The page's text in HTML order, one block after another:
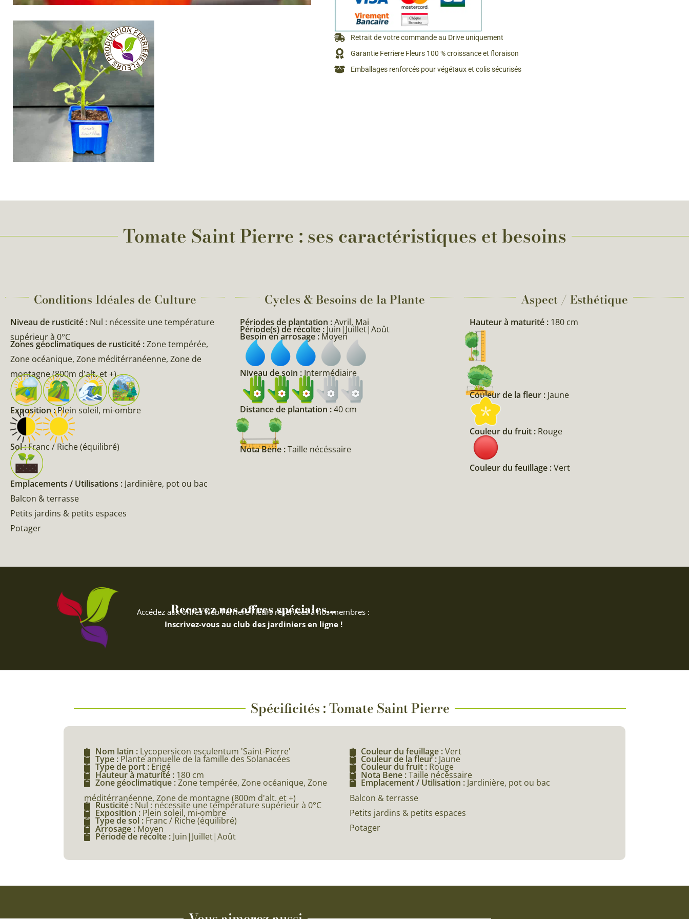
Semences & Graines Spéciales Fraîcheur
d’Antan
Bulbes de fleurs de A à Z
Bulbes du Potager
Retrait de votre commande au Drive uniquement
Garantie Ferriere Fleurs 100 % croissance et floraison
Emballages renforcés pour végétaux et colis sécurisés
Tomate Saint Pierre : ses caractéristiques et besoins
Conditions Idéales de Culture
Niveau de rusticité : Nul : nécessite une température
supérieur à 0°C
Zones géoclimatiques de rusticité :Zone tempérée,
Zone océanique, Zone méditérranéenne, Zone de
montagne (800m d'alt. et +)
Exposition :Plein soleil, mi-ombre
Sol :Franc / Riche (équilibré)
Emplacements / Utilisations : Jardinière, pot ou bac
Balcon & terrasse
Petits jardins & petits espaces
Potager
Cycles & Besoins de la Plante​
Périodes de plantation :Avril, Mai
Période(s) de récolte : Juin|Juillet|Août
Besoin en arrosage : Moyen
Niveau de soin :Intermédiaire
Distance de plantation :40 cm
Nota Bene :Taille nécéssaire
Aspect / Esthétique
Hauteur à maturité : 180 cm
Couleur de la fleur : Jaune
Couleur du fruit : Rouge
Couleur du feuillage :Vert
Recevez nos offres spéciales...
Accédez aux offres web Ferriere Fleurs réservées à nos membres :
Inscrivez-vous au club des jardiniers en ligne !
Spécificités : Tomate Saint Pierre
Nom latin : Lycopersicon esculentum 'Saint-Pierre'
Type : Plante annuelle de la famille des Solanacées
Type de port : Erigé
Hauteur à maturité : 180 cm
Zone géoclimatique :Zone tempérée, Zone océanique, Zone
méditérranéenne, Zone de montagne (800m d'alt. et +)
Rusticité : Nul : nécessite une température supérieur à 0°C
Exposition : Plein soleil, mi-ombre
Type de sol : Franc / Riche (équilibré)
Arrosage : Moyen
Période de récolte : Juin|Juillet|Août
Couleur du feuillage :Vert
Couleur de la fleur : Jaune
Couleur du fruit : Rouge
Nota Bene :Taille nécéssaire
Emplacement / Utilisation : Jardinière, pot ou bac
Balcon & terrasse
Petits jardins & petits espaces
Potager